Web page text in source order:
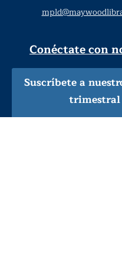
Conéctate con
Suscríbete a
trimestral